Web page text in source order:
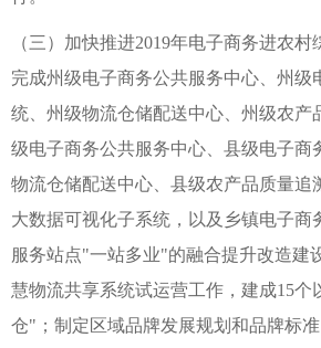
（三）加快推进2019年电子商务进农村
完成州级电子商务公共服务中心、州级
统、州级物流仓储配送中心、州级农产
级电子商务公共服务中心、县级电子商
物流仓储配送中心、县级农产品质量追
大数据可视化子系统，以及乡镇电子商
服务站点"一站多业"的融合提升改造建
慧物流共享系统试运营工作，建成15个
仓"；制定区域品牌发展规划和品牌标